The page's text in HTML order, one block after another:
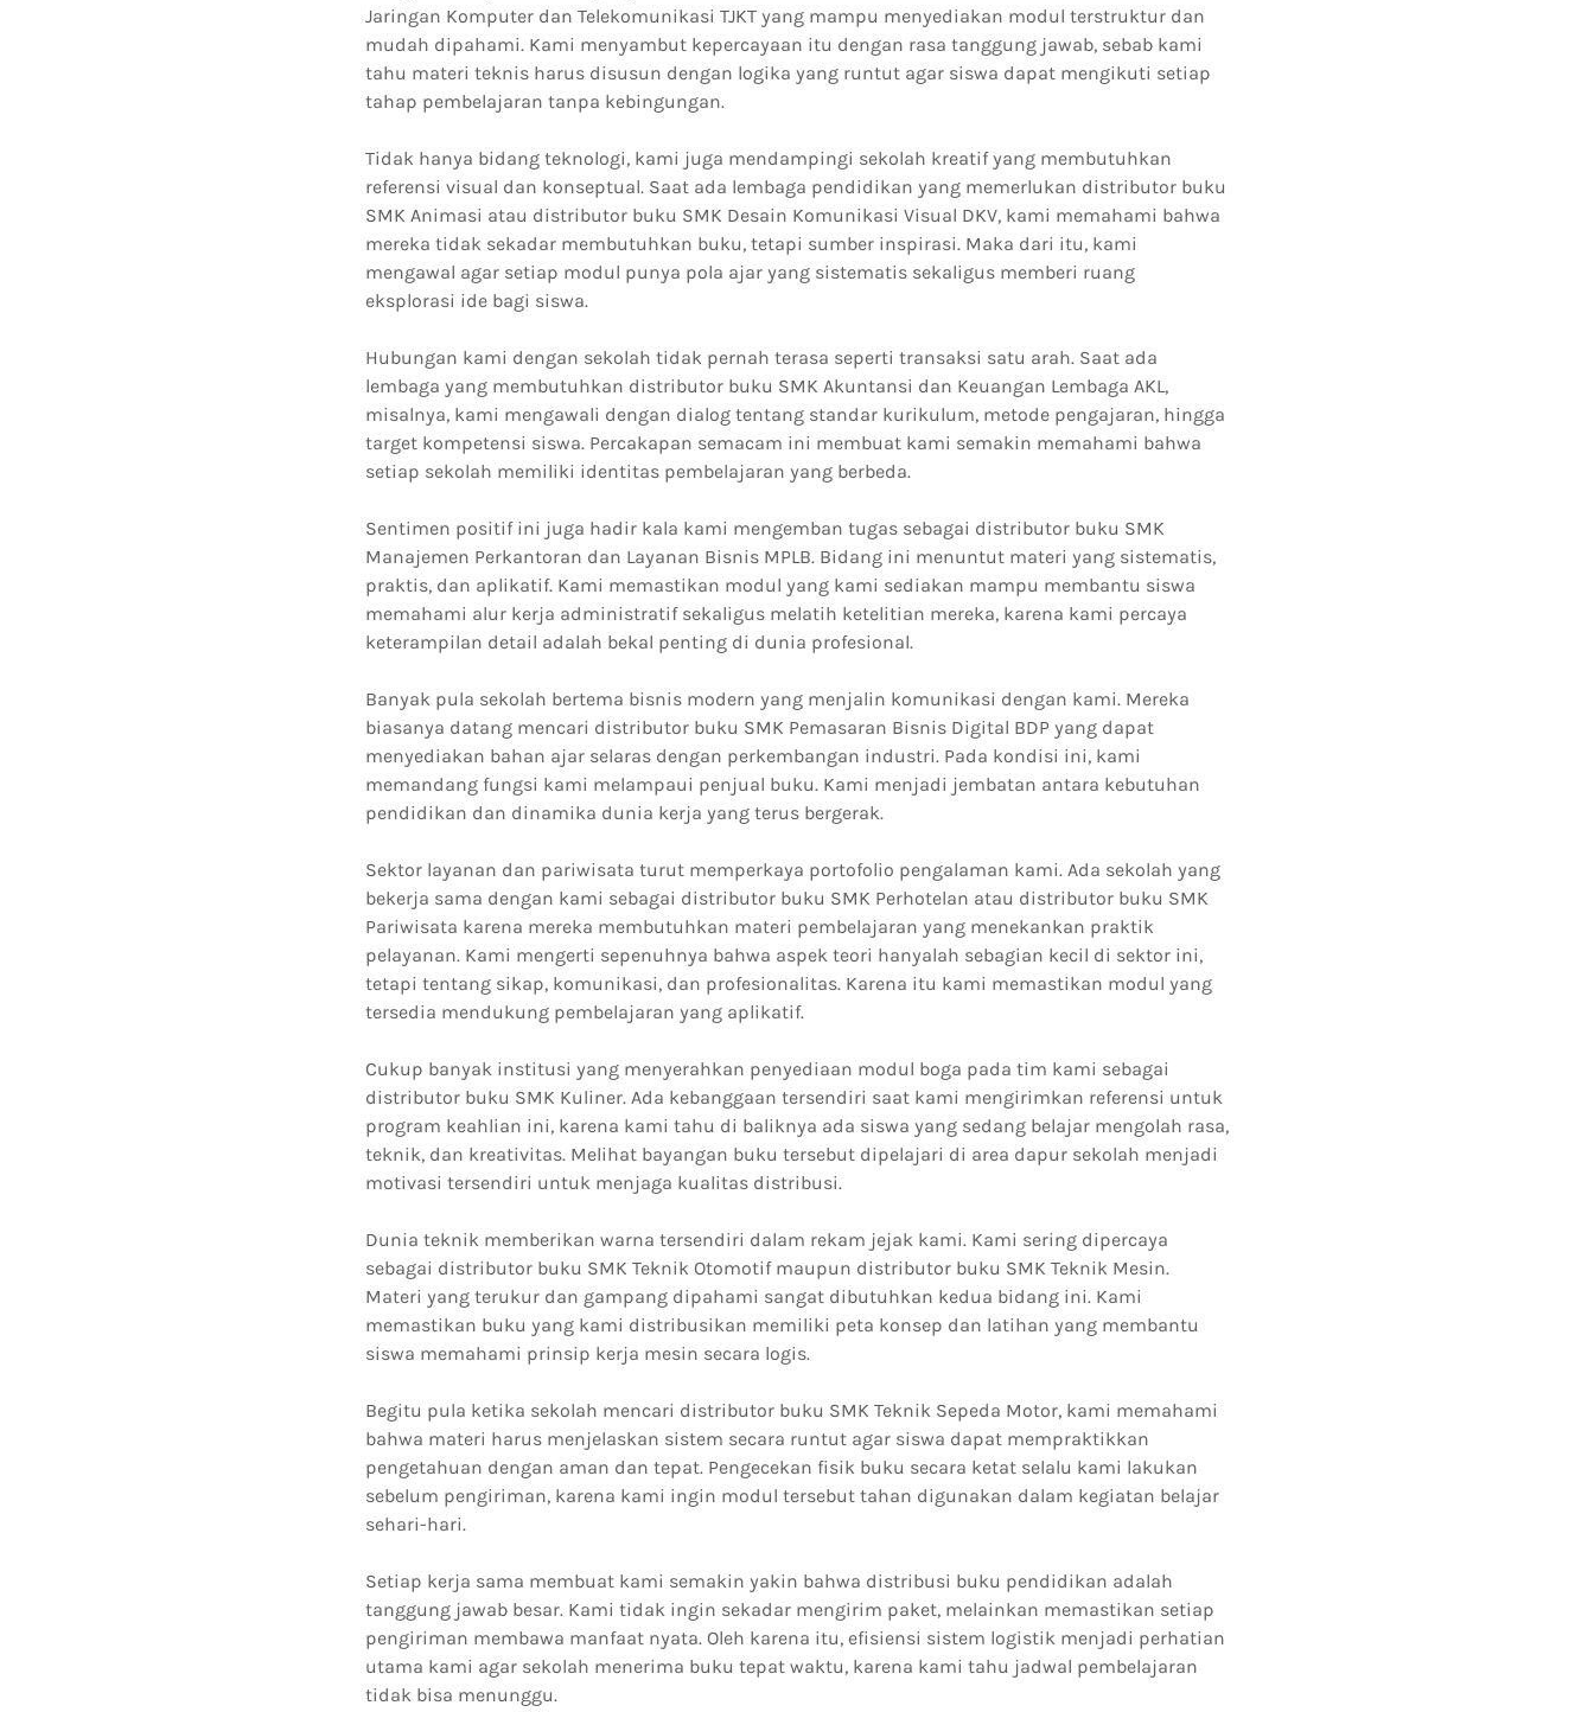
Jaringan Komputer dan Telekomunikasi TJKT yang mampu menyediakan modul terstruktur dan
mudah dipahami. Kami menyambut kepercayaan itu dengan rasa tanggung jawab, sebab kami
tahu materi teknis harus disusun dengan logika yang runtut agar siswa dapat mengikuti setiap
tahap pembelajaran tanpa kebingungan.
Tidak hanya bidang teknologi, kami juga mendampingi sekolah kreatif yang membutuhkan
referensi visual dan konseptual. Saat ada lembaga pendidikan yang memerlukan distributor buku
SMK Animasi atau distributor buku SMK Desain Komunikasi Visual DKV, kami memahami bahwa
mereka tidak sekadar membutuhkan buku, tetapi sumber inspirasi. Maka dari itu, kami
mengawal agar setiap modul punya pola ajar yang sistematis sekaligus memberi ruang
eksplorasi ide bagi siswa.
Hubungan kami dengan sekolah tidak pernah terasa seperti transaksi satu arah. Saat ada
lembaga yang membutuhkan distributor buku SMK Akuntansi dan Keuangan Lembaga AKL,
misalnya, kami mengawali dengan dialog tentang standar kurikulum, metode pengajaran, hingga
target kompetensi siswa. Percakapan semacam ini membuat kami semakin memahami bahwa
setiap sekolah memiliki identitas pembelajaran yang berbeda.
Sentimen positif ini juga hadir kala kami mengemban tugas sebagai distributor buku SMK
Manajemen Perkantoran dan Layanan Bisnis MPLB. Bidang ini menuntut materi yang sistematis,
praktis, dan aplikatif. Kami memastikan modul yang kami sediakan mampu membantu siswa
memahami alur kerja administratif sekaligus melatih ketelitian mereka, karena kami percaya
keterampilan detail adalah bekal penting di dunia profesional.
Banyak pula sekolah bertema bisnis modern yang menjalin komunikasi dengan kami. Mereka
biasanya datang mencari distributor buku SMK Pemasaran Bisnis Digital BDP yang dapat
menyediakan bahan ajar selaras dengan perkembangan industri. Pada kondisi ini, kami
memandang fungsi kami melampaui penjual buku. Kami menjadi jembatan antara kebutuhan
pendidikan dan dinamika dunia kerja yang terus bergerak.
Sektor layanan dan pariwisata turut memperkaya portofolio pengalaman kami. Ada sekolah yang
bekerja sama dengan kami sebagai distributor buku SMK Perhotelan atau distributor buku SMK
Pariwisata karena mereka membutuhkan materi pembelajaran yang menekankan praktik
pelayanan. Kami mengerti sepenuhnya bahwa aspek teori hanyalah sebagian kecil di sektor ini,
tetapi tentang sikap, komunikasi, dan profesionalitas. Karena itu kami memastikan modul yang
tersedia mendukung pembelajaran yang aplikatif.
Cukup banyak institusi yang menyerahkan penyediaan modul boga pada tim kami sebagai
distributor buku SMK Kuliner. Ada kebanggaan tersendiri saat kami mengirimkan referensi untuk
program keahlian ini, karena kami tahu di baliknya ada siswa yang sedang belajar mengolah rasa,
teknik, dan kreativitas. Melihat bayangan buku tersebut dipelajari di area dapur sekolah menjadi
motivasi tersendiri untuk menjaga kualitas distribusi.
Dunia teknik memberikan warna tersendiri dalam rekam jejak kami. Kami sering dipercaya
sebagai distributor buku SMK Teknik Otomotif maupun distributor buku SMK Teknik Mesin.
Materi yang terukur dan gampang dipahami sangat dibutuhkan kedua bidang ini. Kami
memastikan buku yang kami distribusikan memiliki peta konsep dan latihan yang membantu
siswa memahami prinsip kerja mesin secara logis.
Begitu pula ketika sekolah mencari distributor buku SMK Teknik Sepeda Motor, kami memahami
bahwa materi harus menjelaskan sistem secara runtut agar siswa dapat mempraktikkan
pengetahuan dengan aman dan tepat. Pengecekan fisik buku secara ketat selalu kami lakukan
sebelum pengiriman, karena kami ingin modul tersebut tahan digunakan dalam kegiatan belajar
sehari-hari.
Setiap kerja sama membuat kami semakin yakin bahwa distribusi buku pendidikan adalah
tanggung jawab besar. Kami tidak ingin sekadar mengirim paket, melainkan memastikan setiap
pengiriman membawa manfaat nyata. Oleh karena itu, efisiensi sistem logistik menjadi perhatian
utama kami agar sekolah menerima buku tepat waktu, karena kami tahu jadwal pembelajaran
tidak bisa menunggu.